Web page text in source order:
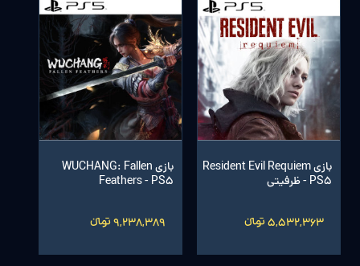
بازی Resident Evil Requiem
- PS5 ظرفیتی
5,532,363 تومانءءء
بازی WUCHANG: Fallen
Feathers - PS5
9,238,389 تومانءءء